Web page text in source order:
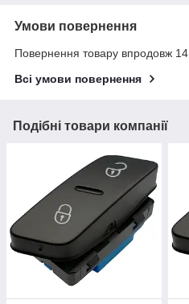
Умови повернення
Повернення товару впродовж 14
Всі умови повернення
Подібні товари компанії